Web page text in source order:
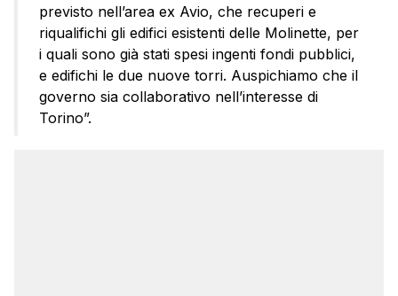
previsto nell’area ex Avio, che recuperi e
riqualifichi gli edifici esistenti delle Molinette, per
i quali sono già stati spesi ingenti fondi pubblici,
e edifichi le due nuove torri. Auspichiamo che il
governo sia collaborativo nell’interesse di
Torino”.